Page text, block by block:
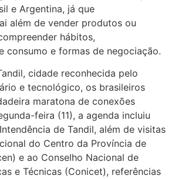
e Argentina, já que
além de vender produtos ou
hábitos,
consumo e formas de negociação.
cidade reconhecida pelo
e tecnológico, os brasileiros
maratona de conexões
feira (11), a agenda incluiu
de Tandil, além de visitas
do Centro da Província de
e ao Conselho Nacional de
e Técnicas (Conicet), referências